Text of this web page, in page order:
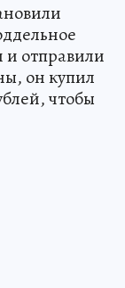
и отправили
он купил
чтобы